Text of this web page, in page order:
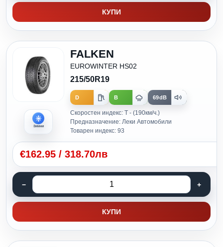
КУПИ
Зимни
FALKEN
EUROWINTER HS02
215/50R19
D B 69dB
Скоростен индекс: T - (190км/ч.)
Предназначение: Леки Автомобили
Товарен индекс: 93
€162.95 / 318.70лв
КУПИ